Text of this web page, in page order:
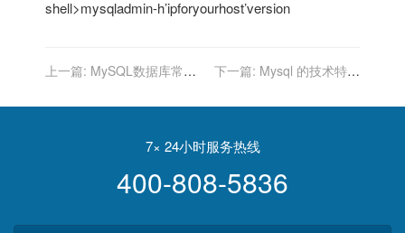
shell>mysqladmin-h’ipforyourhost’version
上一篇: MySQL数据库常见
下一篇: Mysql 的技术特点
7× 24小时服务热线
400-808-5836